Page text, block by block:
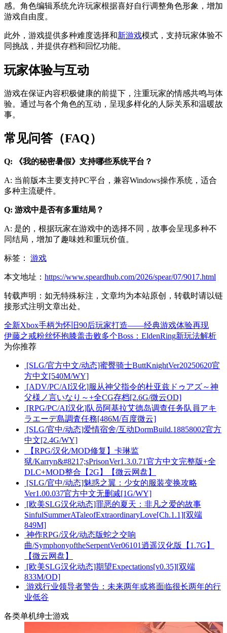
感。角色编辑系统允许玩家根据喜好自行调整角色形象，增加
游戏自由度。
此外，游戏提供多种难度选择和新游戏模式，支持玩家体验不
同挑战，并提供存档和回忆功能。
玩家体验与互动
游戏在保证内容积极健康的前提下，注重玩家的情感共鸣与体
验。通过与各个角色的互动，呈现多样化的人际关系和温暖故
事。
常见问答（FAQ）
Q: 《我的秘密暑假》支持哪些系统平台？
A: 当前版本主要支持PC平台，兼容Windows操作系统，适合
多种主流硬件。
Q: 游戏中是否有多重结局？
A: 是的，根据玩家在游戏中的选择不同，故事会呈现多种不
同结局，增加了趣味姓和重玩价值。
标签： 游戏
本文地址： https://www.speardhub.com/2026/spear/07/9017.html
转载声明： 如无特殊标注，文章均为本站原创，转载时请以链
接形式注明文章出处。
全新Xbox手柄为怀旧90后玩家打造——经典游戏体验再现
伊藤之戒粉丝怀抱膝盖击败多个Boss：EldenRing新玩法解析
为你推荐
[SLG/官方中文/动态]蜜臀骑士ButtKnightVer20250620官
方中文[540M/WY]
[ADV/PC/AI汉化]服从神父指令的杜亚兹ドゥアズ～神
父様ノ言いなり～+全CG存档[2.6G/微云OD]
[RPG/PC/AI汉化]队员阿基拉艾德岛调查任务队員アキ
ラエーデ島調査任務[486M/百度微云]
[SLG/官中/动态]爱情宿舍/互动DormBuild.18858002官方
中文[2.4G/WY]
【RPG/汉化/MOD修复】卡琳监
狱/Karryn&#8217;sPrisonVer1.3.0.71官方中文完整版+全
DLC+MOD整合【2G】【微云网盘】
[SLG/官中/动态]魅惑之翼：少女的服装变换攻略
Ver1.00.037官方中文无删减[1G/WY]
[欧美SLG汉化动态]罪恶的夏天：非凡之爱的故事
SinfulSummerATaleofExtraordinaryLove[Ch.1.1][双端
849M]
神作RPG/汉化/动态版蛇之交响
曲/SymphonyoftheSerpentVer06101逍遥汉化版【1.7G】
【微云网盘】
[欧美SLG汉化动态]期望Expectations[v0.35][双端
833M/OD]
游戏行业领导者警告：未来两年或将面临很长两年的行
业低谷
各类单机绅士游戏